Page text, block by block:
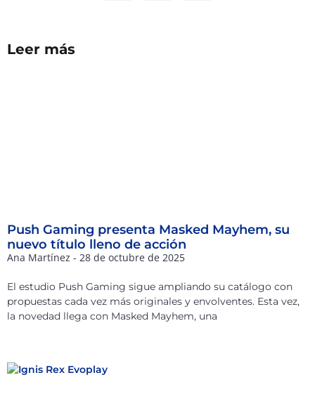
Leer más
Push Gaming presenta Masked Mayhem, su
nuevo título lleno de acción
Ana Martínez 28 de octubre de 2025
El estudio Push Gaming sigue ampliando su catálogo con
propuestas cada vez más originales y envolventes. Esta vez,
la novedad llega con Masked Mayhem, una